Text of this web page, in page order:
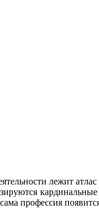
лежит
профессия